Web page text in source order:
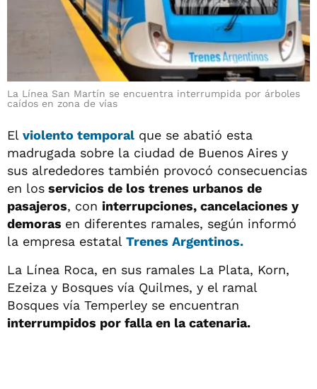
La Línea San Martín se encuentra interrumpida por árboles
caídos en zona de vías
El violento temporal que se abatió esta
madrugada sobre la ciudad de Buenos Aires y
sus alrededores también provocó consecuencias
en los servicios de los trenes urbanos de
pasajeros, con interrupciones, cancelaciones y
demoras en diferentes ramales, según informó
la empresa estatal Trenes Argentinos.
La Línea Roca, en sus ramales La Plata, Korn,
Ezeiza y Bosques vía Quilmes, y el ramal
Bosques vía Temperley se encuentran
interrumpidos por falla en la catenaria.